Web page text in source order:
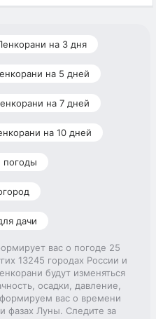
на 3 дня
на 5 дней
на 7 дней
на 10 дней
погоды
дачи
вас о погоде 25
13245 городах России и
будут изменяться
осадки, давление,
вас о времени
фазах Луны. Следите за